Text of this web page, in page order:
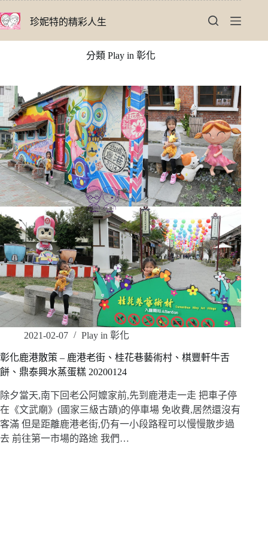
至
珍妮特的精彩人生
分類 Play in 彰化
2021-02-07 Play in 彰化
彰化鹿港散策 – 鹿港老街、桂花巷藝術村、棋豐軒牛舌
餅、鼎泰興水蒸蛋糕 20200124
除夕當天,南下回老公阿嬤家前,先到鹿港走一走 把車子停
在《文武廟》(國家三級古蹟)的停車場 免收費,居然還沒有
客滿 但是距離鹿港老街,仍有一小段路程可以慢慢散步過
去 前往第一市場的路途 我們…